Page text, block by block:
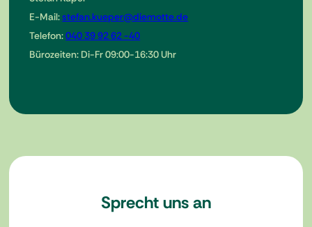
E-Mail:stefan.kueper@diemotte.de
Telefon:040 39 92 62 -40
Bürozeiten: Di-Fr 09:00-16:30 Uhr
Sprecht uns an